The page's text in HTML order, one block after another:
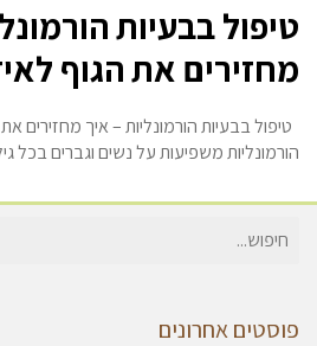
טיפול בבעיות
מחזירים את הגוף
טיפול בבעיות הורמונליות – איך מחזירים
הורמונליות משפיעות על נשים וגברים בכל
חיפוש
פוסטים אחרונים